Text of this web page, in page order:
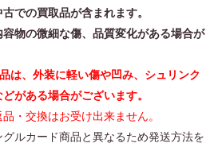
での買取品が含まれます。
物の微細な傷、品質変化がある場合が
は、外装に軽い傷や凹み、シュリンク
がある場合がございます。
・交換はお受け出来ません。
ルカード商品と異なるため発送方法を